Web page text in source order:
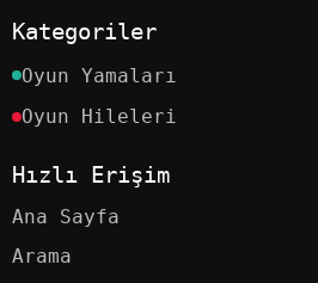
Kategoriler
Oyun Yamaları
Oyun Hileleri
Hızlı Erişim
Ana Sayfa
Arama